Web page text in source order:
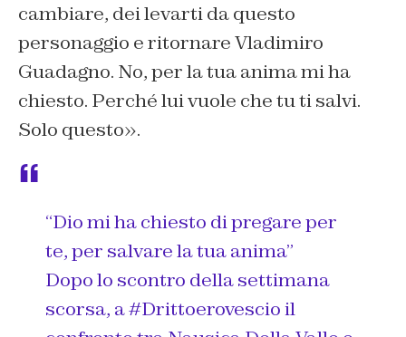
cambiare, dei levarti da questo
personaggio e ritornare Vladimiro
Guadagno. No, per la tua anima mi ha
chiesto. Perché lui vuole che tu ti salvi.
Solo questo».
“Dio mi ha chiesto di pregare per
te, per salvare la tua anima”
Dopo lo scontro della settimana
scorsa, a#Drittoerovescioil